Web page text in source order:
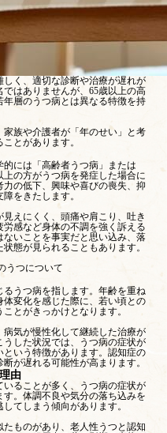
く、適切な診断や治療が遅れが
はありませんが、65歳以上の高
層のうつ病とは異なる特徴を持
族や介護者が「年のせい」と考
とがあります。
には「高齢者うつ病」または
上の方がうつ病を発症した場合に
の低下、興味や喜びの喪失、抑
をきたします。
えにくく、頭痛や肩こり、吐き
感など身体の不調を強く訴える
いことを事実だと思い込み、落
態が見られることもあります。
うつについて
うつ病を指します。年齢を重ね
変化を感じた際に、若い頃との
とがきっかけとなります。
気が慢性化して継続した治療が
した状況では、うつ病の症状が
いう特徴があります。認知症の
が遅れる可能性が高まります。
由
ることが多く、うつ病の症状が
。体調不良や気分の落ち込みを
てしまう傾向があります。
ものがあり、老人性うつと認知